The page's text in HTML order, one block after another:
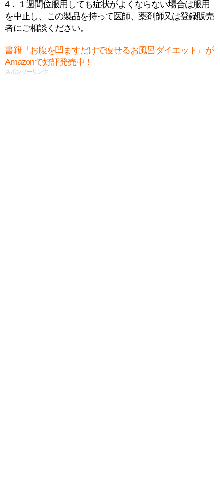
4．１週間位服用しても症状がよくならない場合は服用
を中止し、この製品を持って医師、薬剤師又は登録販売
者にご相談ください。
書籍『お腹を凹ますだけで痩せるお風呂ダイエット』が
Amazonで好評発売中！
スポンサーリンク